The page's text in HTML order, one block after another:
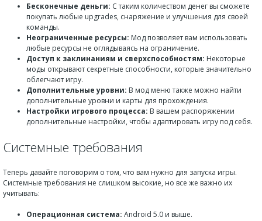
Бесконечные деньги: С таким количеством денег вы сможете
покупать любые upgrades, снаряжение и улучшения для своей
команды.
Неограниченные ресурсы: Мод позволяет вам использовать
любые ресурсы не оглядываясь на ограничение.
Доступ к заклинаниям и сверхспособностям: Некоторые
моды открывают секретные способности, которые значительно
облегчают игру.
Дополнительные уровни: В мод меню также можно найти
дополнительные уровни и карты для прохождения.
Настройки игрового процесса: В вашем распоряжении
дополнительные настройки, чтобы адаптировать игру под себя.
Системные требования
Теперь давайте поговорим о том, что вам нужно для запуска игры.
Системные требования не слишком высокие, но все же важно их
учитывать:
Операционная система: Android 5.0 и выше.